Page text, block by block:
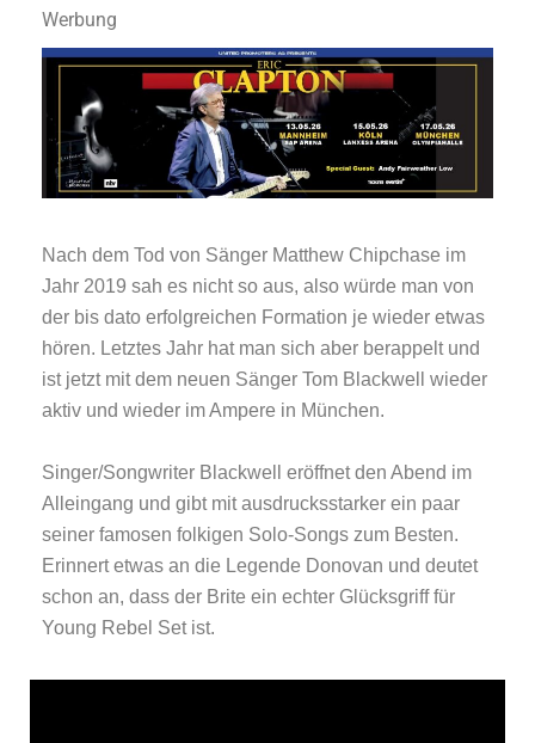
Werbung
Nach dem Tod von Sänger Matthew Chipchase im
Jahr 2019 sah es nicht so aus, also würde man von
der bis dato erfolgreichen Formation je wieder etwas
hören. Letztes Jahr hat man sich aber berappelt und
ist jetzt mit dem neuen Sänger Tom Blackwell wieder
aktiv und wieder im Ampere in München.
Singer/Songwriter Blackwell eröffnet den Abend im
Alleingang und gibt mit ausdrucksstarker ein paar
seiner famosen folkigen Solo-Songs zum Besten.
Erinnert etwas an die Legende Donovan und deutet
schon an, dass der Brite ein echter Glücksgriff für
Young Rebel Set ist.